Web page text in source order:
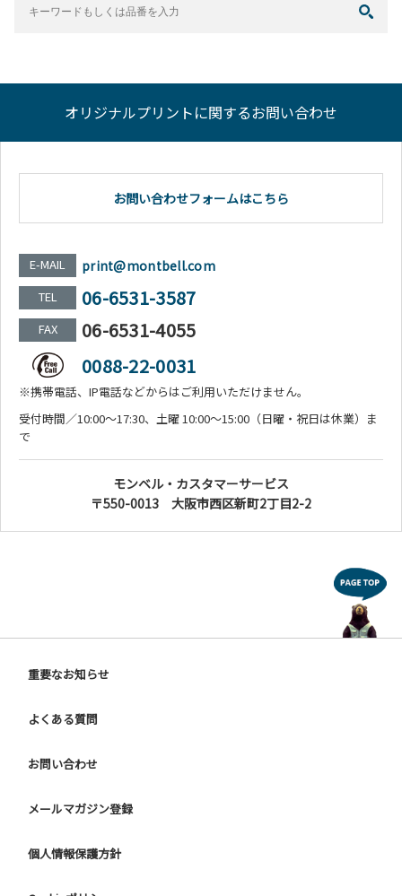
オリジナルプリントに関するお問い合わせ
お問い合わせフォームはこちら
E-MAIL print@montbell.com
TEL 06-6531-3587
FAX
06-6531-4055
0088-22-0031
※携帯電話、IP電話などからはご利用いただけません。
受付時間／10:00～17:30、土曜 10:00～15:00（日曜・祝日は休業）ま
で
モンベル・カスタマーサービス
〒550-0013 大阪市西区新町2丁目2-2
重要なお知らせ
よくある質問
お問い合わせ
メールマガジン登録
個人情報保護方針